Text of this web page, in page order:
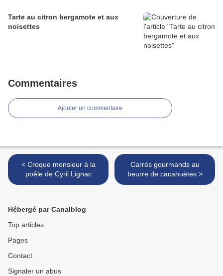
Tarte au citron bergamote et aux
noisettes
Commentaires
Ajouter un commentaire
< Croque monsieur à la
poêle de Cyril Lignac
Carrés gourmands au
beurre de cacahuètes >
Hébergé par Canalblog
Top articles
Pages
Contact
Signaler un abus